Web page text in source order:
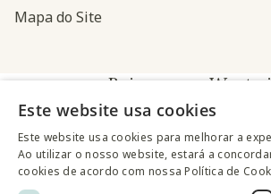
Mapa do Site
Baixe o app
Este website usa cookies
Este website usa cookies para melhorar a
Ao utilizar o nosso website, estará a
cookies de acordo com nossa Política de